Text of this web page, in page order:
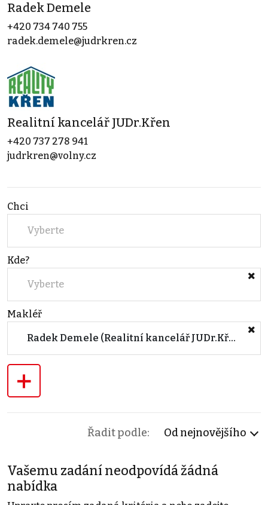
Radek Demele
+420 734 740 755
radek.demele@judrkren.cz
Realitní kancelář JUDr.Křen
+420 737 278 941
judrkren@volny.cz
Chci
Vyberte
Kde?
Vyberte
Makléř
Radek Demele (Realitní kancelář JUDr.Křen)
+
Řadit podle: Od nejnovějšího
Vašemu zadání neodpovídá žádná
nabídka